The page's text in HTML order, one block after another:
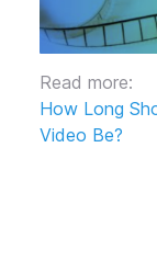
Read more:
How Long
Video Be?